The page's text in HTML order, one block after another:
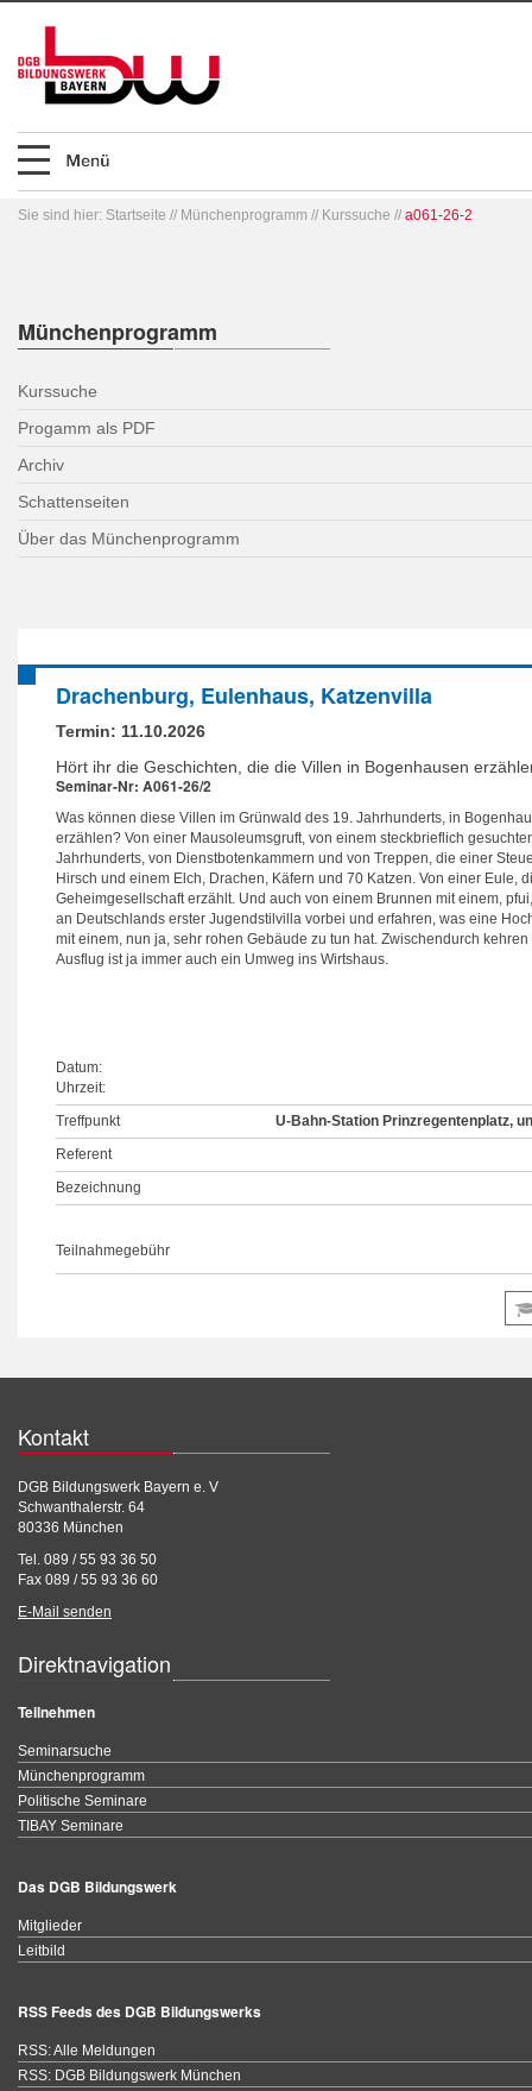
Sie sind hier: Startseite // Münchenprogramm // Kurssuche // a061-26-2
Münchenprogramm
Kurssuche
Progamm als PDF
Archiv
Schattenseiten
Über das Münchenprogramm
Drachenburg, Eulenhaus, Katzenvilla
Termin: 11.10.2026
Hört ihr die Geschichten, die die Villen in Bogenhausen
Seminar-Nr: A061-26/2
Was können diese Villen im Grünwald des 19. Jahrhunderts, in
erzählen? Von einer Mausoleumsgruft, von einem steckbrieflich
Jahrhunderts, von Dienstbotenkammern und von Treppen, die einer
Hirsch und einem Elch, Drachen, Käfern und 70 Katzen. Von einer Eule,
Geheimgesellschaft erzählt. Und auch von einem Brunnen mit einem,
an Deutschlands erster Jugendstilvilla vorbei und erfahren, was eine
mit einem, nun ja, sehr rohen Gebäude zu tun hat. Zwischendurch
Ausflug ist ja immer auch ein Umweg ins Wirtshaus.
Datum:
Uhrzeit:
Treffpunkt
U-Bahn-Station Prinzregentenplatz,
Referent
Bezeichnung
Teilnahmegebühr
Kontakt
DGB Bildungswerk Bayern e. V
Schwanthalerstr. 64
80336 München
Tel. 089 / 55 93 36 50
Fax 089 / 55 93 36 60
E-Mail senden
Direktnavigation
Teilnehmen
Seminarsuche
Münchenprogramm
Politische Seminare
TIBAY Seminare
Das DGB Bildungswerk
Mitglieder
Leitbild
RSS Feeds des DGB Bildungswerks
RSS: Alle Meldungen
RSS: DGB Bildungswerk München